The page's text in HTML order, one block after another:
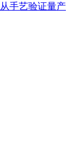
手艺验证量产